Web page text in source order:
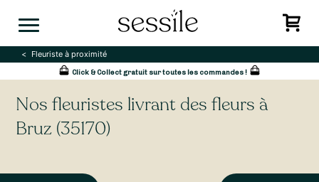
Fleuriste à proximité
Click & Collect gratuit sur toutes les commandes !
Nos fleuristes livrant des fleurs à
Bruz (35170)